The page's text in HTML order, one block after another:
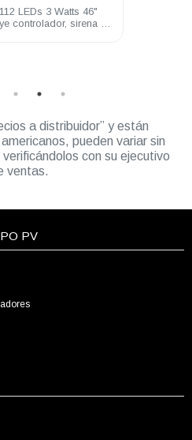
PV 36 LEDs 1 watt Ámbar
montaje magnético
a distribuidor” y están
pueden variar sin
con su ejecutivo
ventas.
PV